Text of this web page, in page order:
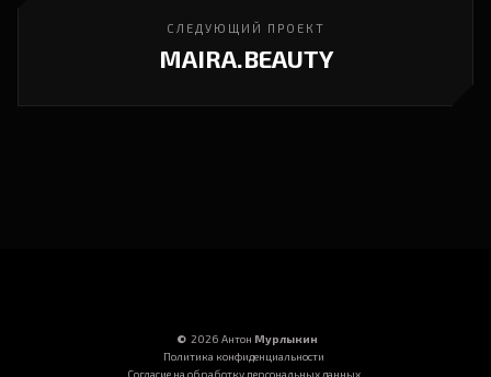
СЛЕДУЮЩИЙ ПРОЕКТ
MAIRA.BEAUTY
Антон Мурлыкин
2026
©
Политика конфиденциальности
Согласие на обработку персональных данных